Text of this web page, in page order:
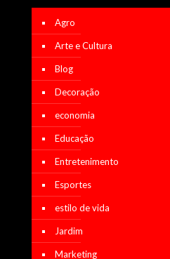
Agro
Arte e Cultura
Blog
Decoração
economia
Educação
Entretenimento
Esportes
estilo de vida
Jardim
Marketing